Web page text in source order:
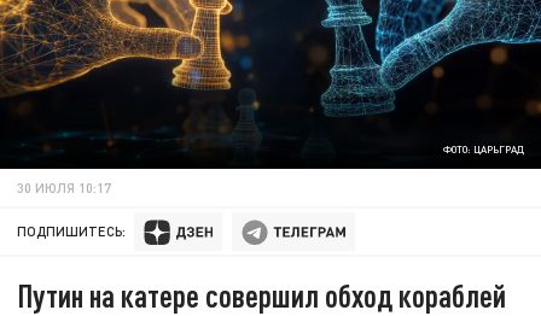
ФОТО: ЦАРЬГРАД
30 ИЮЛЯ 10:17
ПОДПИШИТЕСЬ:
Путин на катере совершил обход кораблей